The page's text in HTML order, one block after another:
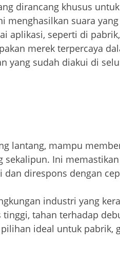
dirancang khusus
menghasilkan suara
aplikasi, seperti di
merek terpercaya
yang sudah diakui di
lantang, mampu
sekalipun. Ini
direspons dengan
industri yang
tahan terhadap
ideal untuk pabrik,